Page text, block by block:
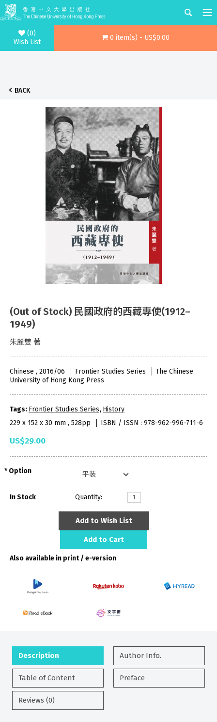
(0)
Wish List
0 item(s) - US$0.00
BACK
(Out of Stock) 民國政府的西藏專使(1912–
1949)
朱麗雙 著
Chinese , 2016/06 Frontier Studies Series
The Chinese
University of Hong Kong Press
Tags: Frontier Studies Series, History
229 x 152 x 30 mm , 528pp
ISBN / ISSN : 978-962-996-711-6
US$29.00
Option
In Stock Quantity:
Add to Wish List
Add to Cart
Also available in print / e-version
Description Author Info.
Table of Content Preface
Reviews (0)